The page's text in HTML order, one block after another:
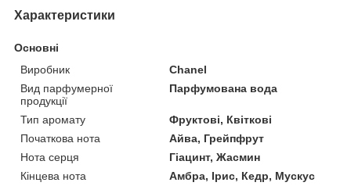
Характеристики
Основні
Виробник
Chanel
Вид парфумерної
продукції
Парфумована вода
Тип аромату
Фруктові, Квіткові
Початкова нота
Айва, Грейпфрут
Нота серця
Гіацинт, Жасмин
Кінцева нота
Амбра, Ірис, Кедр, Мускус